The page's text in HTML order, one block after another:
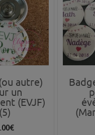
autre)
un
(EVJF)
(5)
€